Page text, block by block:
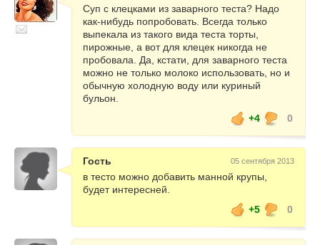
картошка - 2-3 шт,
лук репчатый - 1 шт,
морковь - 1 шт,
масло растительное для жарки,
для клецек
Суп с клецками из заварного теста? Надо
как-нибудь попробовать. Всегда только
выпекала из такого вида теста торты,
пирожные, а вот для клецек никогда не
пробовала. Да, кстати, для заварного теста
можно не только молоко использовать, но и
обычную холодную воду или куриный
бульон.
+4
0
Гость 05 сентября 2013
в тесто можно добавить манной крупы,
будет интересней.
+5
0